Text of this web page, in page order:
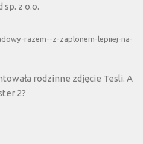
sp. z o.o.
razem--z-zaplonem-lepiiej-na-
rodzinne zdjęcie Tesli. A
2?